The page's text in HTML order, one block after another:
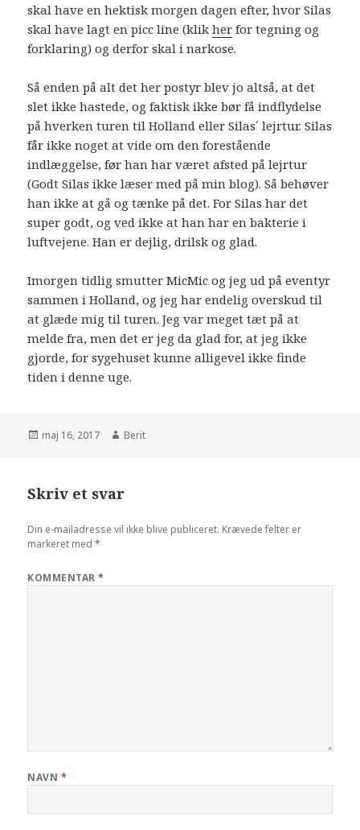
skal have en hektisk morgen dagen efter, hvor Silas
skal have lagt en picc line (klikher for tegning og
forklaring) og derfor skal i narkose.
Så enden på alt det her postyr blev jo altså, at det
slet ikke hastede, og faktisk ikke bør få indflydelse
på hverken turen til Holland eller Silas´ lejrtur. Silas
får ikke noget at vide om den forestående
indlæggelse, før han har været afsted på lejrtur
(Godt Silas ikke læser med på min blog). Så behøver
han ikke at gå og tænke på det. For Silas har det
super godt, og ved ikke at han har en bakterie i
luftvejene. Han er dejlig, drilsk og glad.
Imorgen tidlig smutter MicMic og jeg ud på eventyr
sammen i Holland, og jeg har endelig overskud til
at glæde mig til turen. Jeg var meget tæt på at
melde fra, men det er jeg da glad for, at jeg ikke
gjorde, for sygehuset kunne alligevel ikke finde
tiden i denne uge.
maj 16, 2017 Berit
Skriv et svar
Din e-mailadresse vil ikke blive publiceret. Krævede felter er
markeret med*
KOMMENTAR*
NAVN *